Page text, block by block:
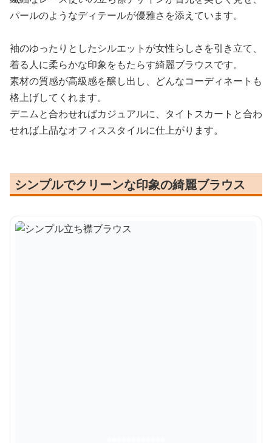
パールのようなディテールが優雅さを添えています。
袖のゆったりとしたシルエットが女性らしさを引き立て、
着る人に柔らかな印象をもたらす綺麗ブラウスです。
素材の質感が高級感を醸し出し、どんなコーディネートも
格上げしてくれます。
デニムと合わせればカジュアルに、タイトスカートと合わ
せれば上品なオフィススタイルに仕上がります。
シンプルでクリーンな印象の綺麗ブラウス